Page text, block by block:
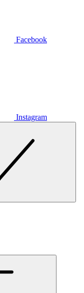
Facebook
Instagram